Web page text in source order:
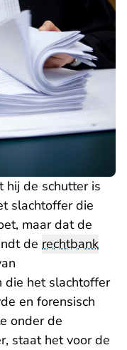
hij de schutter is
slachtoffer die
maar dat de
de rechtbank
die het slachtoffer
en forensisch
onder de
staat het voor de